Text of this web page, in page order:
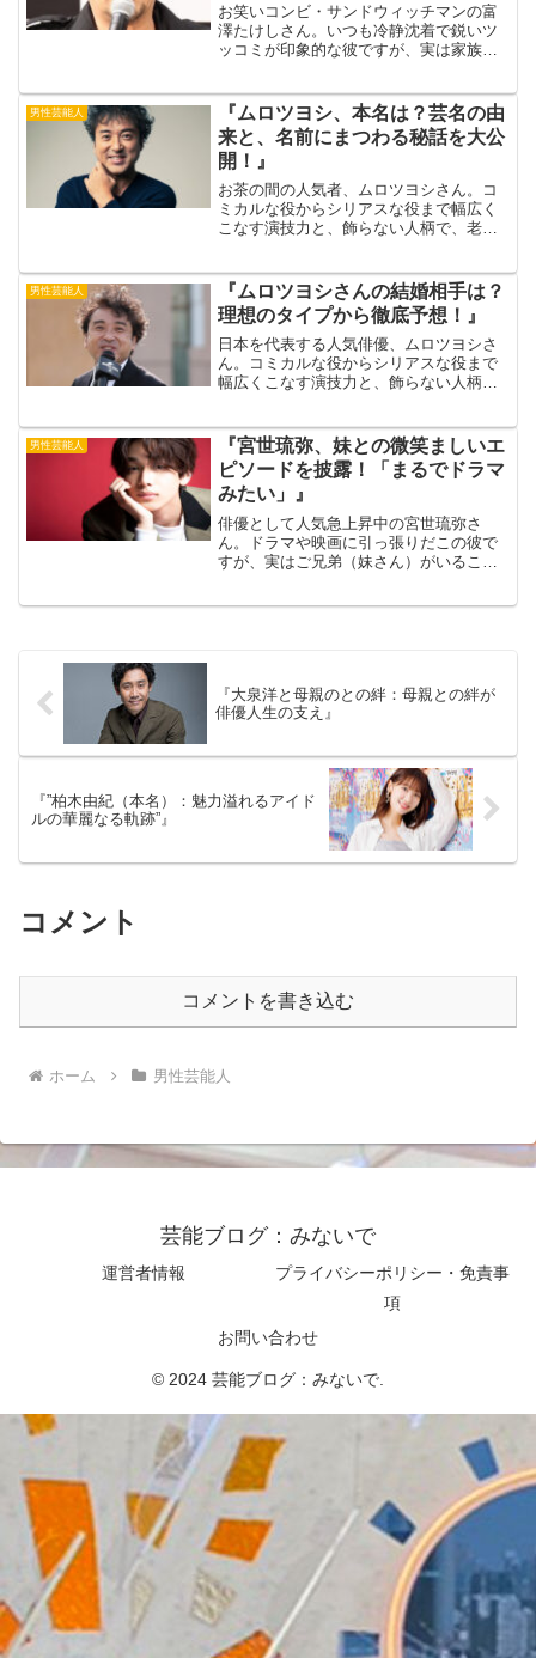
お笑いコンビ・サンドウィッチマンの富
澤たけしさん。いつも冷静沈着で鋭いツ
ッコミが印象的な彼ですが、実は家族思
今回は、そんな富澤さんが語る兄とのエ
ピソードや、家族の大切さを...
男性芸能人
『ムロツヨシ、本名は？芸名の由
来と、名前にまつわる秘話を大公
開！』
お茶の間の人気者、ムロツヨシさん。コ
ミカルな役からシリアスな役まで幅広く
こなす演技力と、飾らない人柄で、老若
いることをご存知でしょうか？今回は、
ムロツヨシさんの本名と芸...
男性芸能人
『ムロツヨシさんの結婚相手は？
理想のタイプから徹底予想！』
日本を代表する人気俳優、ムロツヨシさ
ん。コミカルな役からシリアスな役まで
幅広くこなす演技力と、飾らない人柄
ロさんは、未だ独身を貫いています。出
典元：CLASSY ...
男性芸能人
『宮世琉弥、妹との微笑ましいエ
ピソードを披露！「まるでドラマ
みたい」』
俳優として人気急上昇中の宮世琉弥さ
ん。ドラマや映画に引っ張りだこの彼で
すが、実はご兄弟（妹さん）がいること
『大泉洋と母親のとの絆：母親との絆が
俳優人生の支え』
『”柏木由紀（本名）：魅力溢れるアイド
ルの華麗なる軌跡”』
コメント
コメントを書き込む
ホーム 男性芸能人
芸能ブログ：みないで
運営者情報
プライバシーポリシー・免責事
項
お問い合わせ
© 2024 芸能ブログ：みないで.